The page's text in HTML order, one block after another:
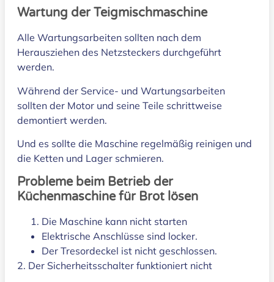
Wartung der Teigmischmaschine
Alle Wartungsarbeiten sollten nach dem
Herausziehen des Netzsteckers durchgeführt
werden.
Während der Service- und Wartungsarbeiten
sollten der Motor und seine Teile schrittweise
demontiert werden.
Und es sollte die Maschine regelmäßig reinigen und
die Ketten und Lager schmieren.
Probleme beim Betrieb der
Küchenmaschine für Brot lösen
Die Maschine kann nicht starten
Elektrische Anschlüsse sind locker.
Der Tresordeckel ist nicht geschlossen.
2. Der Sicherheitsschalter funktioniert nicht